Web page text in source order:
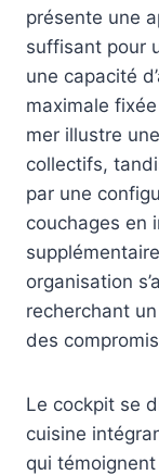
présente une
suffisant pour
une capacité
maximale
mer illustre
collectifs,
par une
couchages en
organisation
recherchant
des
Le cockpit se
cuisine
qui